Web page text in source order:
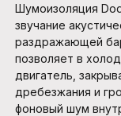
Шумоизоляция
звучание
раздражающей
позволяет в
двигатель,
дребезжания и
фоновый шум